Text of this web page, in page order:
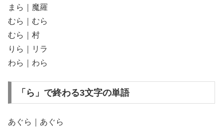
まら｜魔羅
むら｜むら
むら｜村
りら｜リラ
わら｜わら
「ら」で終わる3文字の単語
あぐら｜あぐら